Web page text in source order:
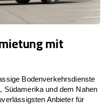
mit
Bodenverkehrsdienste
Südamerika und dem Nahen
Anbieter für